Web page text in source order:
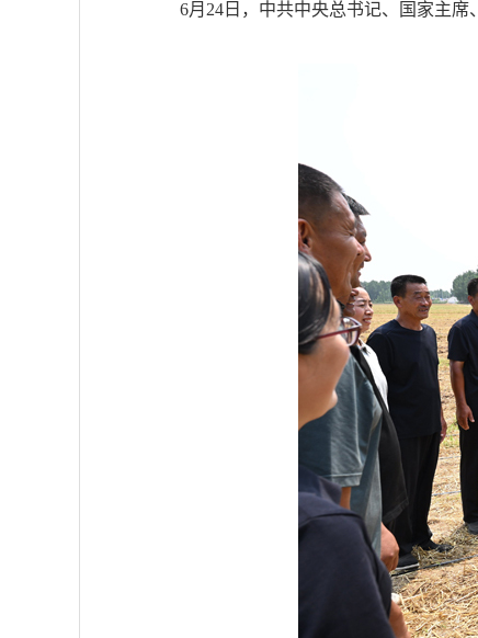
6月24日，中共中央总书记、国家主